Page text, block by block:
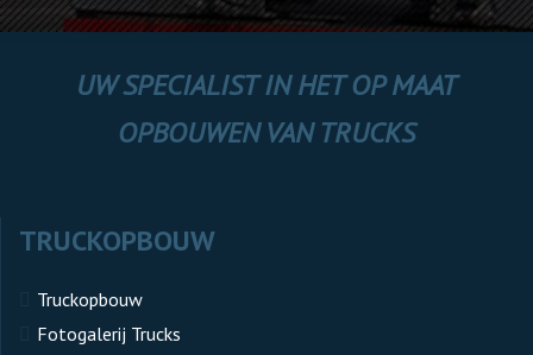
UW SPECIALIST IN HET OP MAAT
OPBOUWEN VAN TRUCKS
TRUCKOPBOUW
Truckopbouw
Fotogalerij Trucks